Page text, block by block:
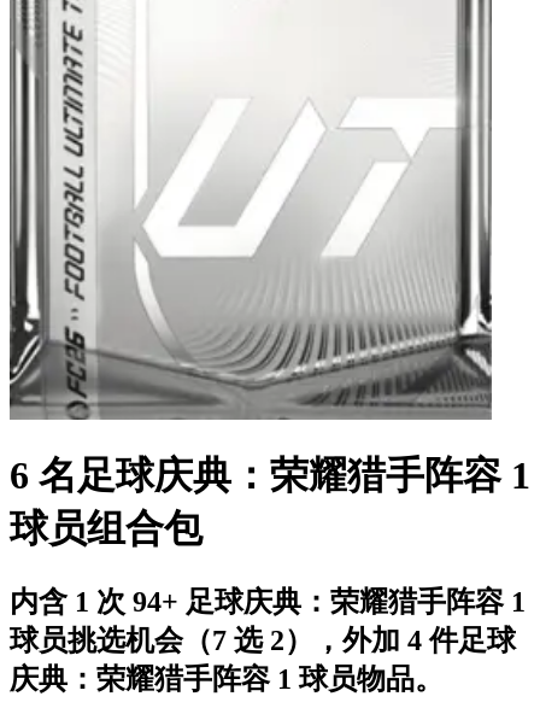
6 名足球庆典：荣耀猎手阵容 1
球员组合包
内含 1 次 94+ 足球庆典：荣耀猎手阵容 1
球员挑选机会（7 选 2），外加 4 件足球
庆典：荣耀猎手阵容 1 球员物品。